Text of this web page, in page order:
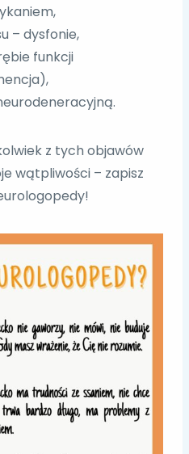
– dysfonie,
funkcji
z tych objawów
wątpliwości – zapisz